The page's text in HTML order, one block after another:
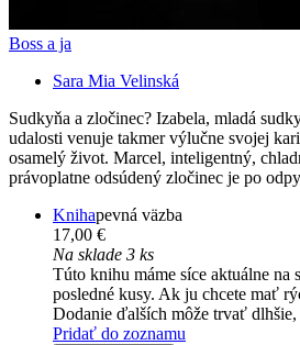
Boss a ja
Sara Mia Velinská
Sudkyňa a zločinec? Izabela, mladá
udalosti venuje takmer výlučne svojej
osamelý život. Marcel, inteligentný,
právoplatne odsúdený zločinec je po
Knihapevná väzba
17,00 €
Na sklade 3 ks
Túto knihu máme síce aktuálne na
posledné kusy. Ak ju chcete mať
Dodanie ďalších môže trvať
Pridať do zoznamu